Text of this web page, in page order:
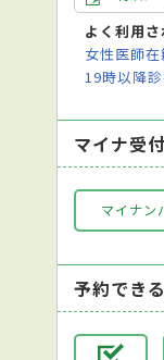
よく利用
女性医師在
19時以降
マイナ受
マイナン
予約でき